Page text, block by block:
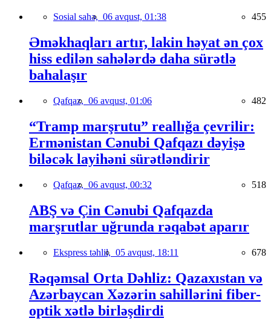
Sosial sahə, 06 avqust, 01:38 455
Əməkhaqları artır, lakin həyat ən çox
hiss edilən sahələrdə daha sürətlə
bahalaşır
Qafqaz, 06 avqust, 01:06 482
“Tramp marşrutu” reallığa çevrilir:
Ermənistan Cənubi Qafqazı dəyişə
biləcək layihəni sürətləndirir
Qafqaz, 06 avqust, 00:32 518
ABŞ və Çin Cənubi Qafqazda
marşrutlar uğrunda rəqabət aparır
Ekspress təhlil, 05 avqust, 18:11 678
Rəqəmsal Orta Dəhliz: Qazaxıstan və
Azərbaycan Xəzərin sahillərini fiber-
optik xətlə birləşdirdi